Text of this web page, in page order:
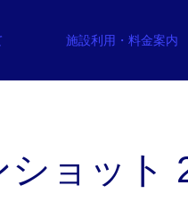
施設利用・料金案内
ショット